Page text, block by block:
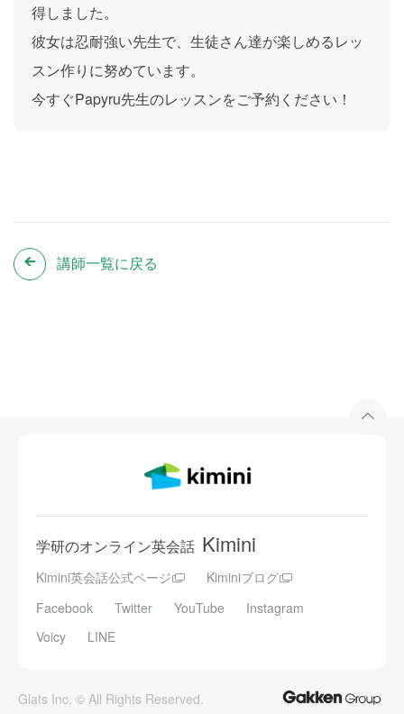
得しました。
彼女は忍耐強い先生で、生徒さん達が楽しめるレッ
スン作りに努めています。
今すぐPapyru先生のレッスンをご予約ください！
講師一覧に戻る
学研のオンライン英会話 Kimini
Kimini英会話公式ページ
Kiminiブログ
Facebook
Twitter YouTube
Instagram
Voicy
LINE
Glats Inc. © All Rights Reserved.